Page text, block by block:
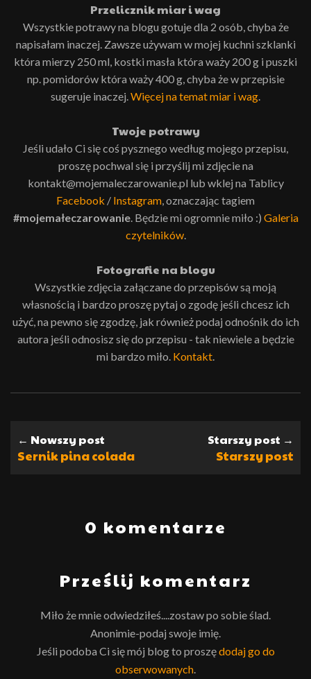
Przelicznik miar i wag
Wszystkie potrawy na blogu gotuje dla 2 osób, chyba że
napisałam inaczej. Zawsze używam w mojej kuchni szklanki
która mierzy 250 ml, kostki masła która waży 200 g i puszki
np. pomidorów która waży 400 g, chyba że w przepisie
sugeruje inaczej. Więcej na temat miar i wag
Twoje potrawy
Jeśli udało Ci się coś pysznego według mojego przepisu,
proszę pochwal się i przyślij mi zdjęcie na
kontakt@mojemaleczarowanie.pl lub wklej na Tablicy
Facebook / Instagram , oznaczając tagiem
#mojemałeczarowanie. Będzie mi ogromnie miło :) Galeria
czytelników.
Fotografie na blogu
Wszystkie zdjęcia załączane do przepisów są moją
własnością i bardzo proszę pytaj o zgodę jeśli chcesz ich
użyć, na pewno się zgodzę, jak również podaj odnośnik do ich
autora jeśli odnosisz się do przepisu - tak niewiele a będzie
mi bardzo miło. Kontakt
← Nowszy post
Sernik pina colada
Starszy post →
Starszy post
0 komentarze
Prześlij komentarz
Miło że mnie odwiedziłeś....zostaw po sobie ślad.
Anonimie-podaj swoje imię.
Jeśli podoba Ci się mój blog to proszędodaj go do
obserwowanych